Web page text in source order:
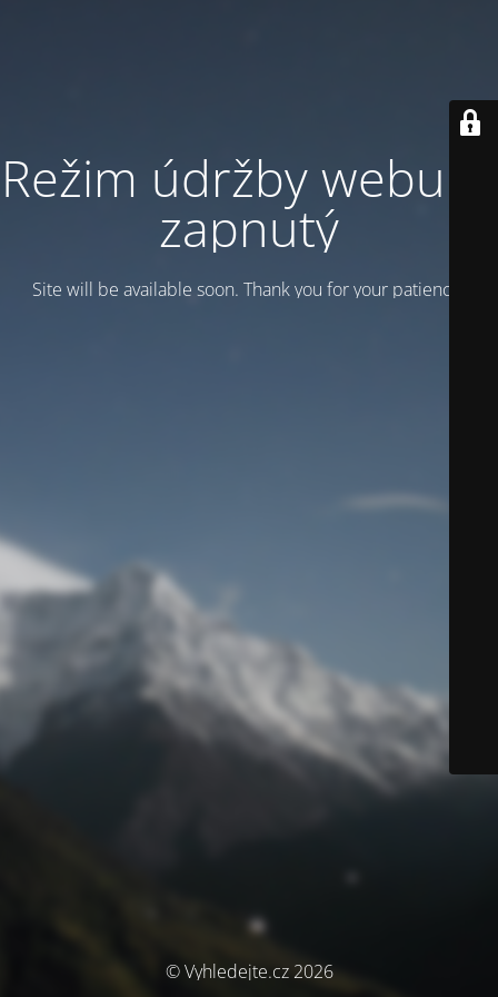
Režim údržby webu je
zapnutý
Site will be available soon. Thank you for your patience!
© Vyhledejte.cz 2026